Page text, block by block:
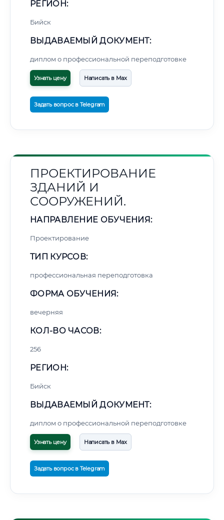
РЕГИОН:
Бийск
ВЫДАВАЕМЫЙ ДОКУМЕНТ:
диплом о профессиональной переподготовке
Узнать цену Написать в Max
Задать вопрос в Telegram
ПРОЕКТИРОВАНИЕ
ЗДАНИЙ И
СООРУЖЕНИЙ.
НАПРАВЛЕНИЕ ОБУЧЕНИЯ:
Проектирование
ТИП КУРСОВ:
профессиональная переподготовка
ФОРМА ОБУЧЕНИЯ:
вечерняя
КОЛ-ВО ЧАСОВ:
256
РЕГИОН:
Бийск
ВЫДАВАЕМЫЙ ДОКУМЕНТ:
диплом о профессиональной переподготовке
Узнать цену Написать в Max
Задать вопрос в Telegram